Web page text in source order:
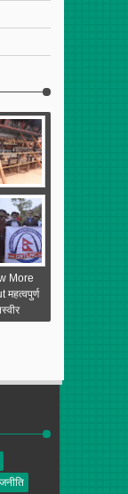
More
महत्वपुर्ण